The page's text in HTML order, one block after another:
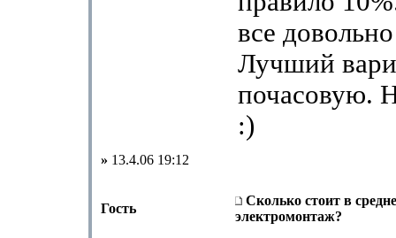
все
Лучший
почасовую.
:)
» 13.4.06 19:12
Гость
Сколько стоит в
электромонтаж?